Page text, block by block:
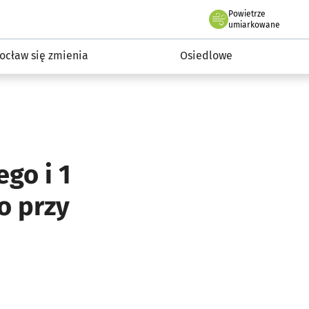
- miejskie inwestycje 2019-2032
Powietrze
we Wrocławiu
umiarkowane
się zmienia Osiedlowe
i 1
przy